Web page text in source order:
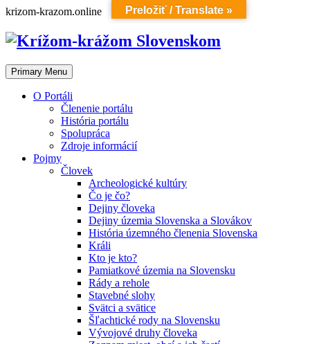
Skip
content
krizom-krazom.online
Primary Menu
O Portáli
Členenie portálu
História portálu
Spolupráca
Zdroje informácií
Pojmy
Človek
Archeologické kultúry
Čo je čo?
Dejiny človeka
Dejiny územia Slovenska a Slovákov
História územného členenia Slovenska
Králi
Kto je kto?
Pamiatkové územia na Slovensku
Rády a rehole
Stavebné slohy
Svätci a svätice
Šľachtické rody na Slovensku
Vývojové druhy človeka
Preložiť / Translate »